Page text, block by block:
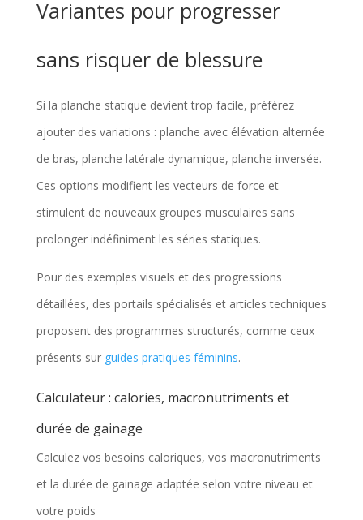
Variantes pour progresser
sans risquer de blessure
Si la planche statique devient trop facile, préférez
ajouter des variations : planche avec élévation alternée
de bras, planche latérale dynamique, planche inversée.
Ces options modifient les vecteurs de force et
stimulent de nouveaux groupes musculaires sans
prolonger indéfiniment les séries statiques.
Pour des exemples visuels et des progressions
détaillées, des portails spécialisés et articles techniques
proposent des programmes structurés, comme ceux
présents sur guides pratiques féminins.
Calculateur : calories, macronutriments et
durée de gainage
Calculez vos besoins caloriques, vos macronutriments
et la durée de gainage adaptée selon votre niveau et
votre poids